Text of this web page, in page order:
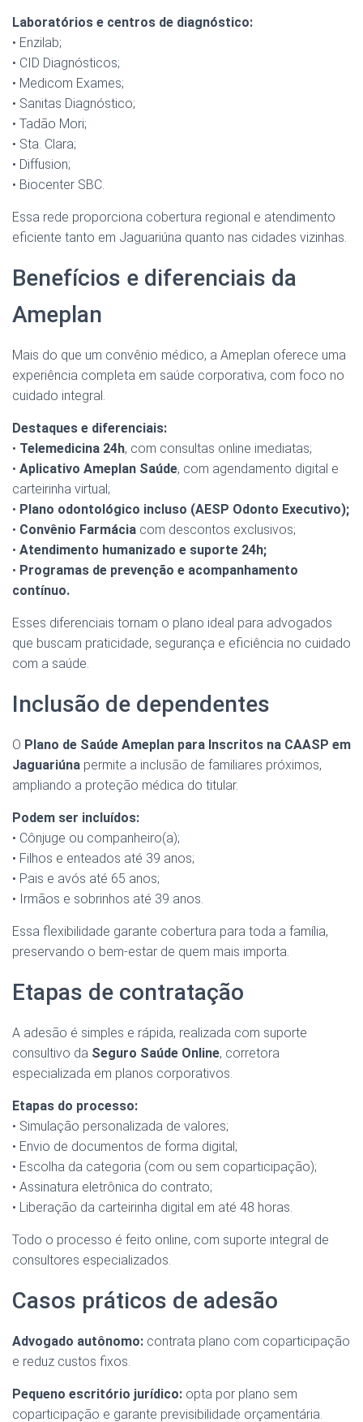
Laboratórios e centros de diagnóstico:
• Enzilab;
• CID Diagnósticos;
• Medicom Exames;
• Sanitas Diagnóstico;
• Tadão Mori;
• Sta. Clara;
• Diffusion;
• Biocenter SBC.
Essa rede proporciona cobertura regional e atendimento
eficiente tanto em Jaguariúna quanto nas cidades vizinhas.
Benefícios e diferenciais da
Ameplan
Mais do que um convênio médico, a Ameplan oferece uma
experiência completa em saúde corporativa, com foco no
cuidado integral.
Destaques e diferenciais:
• Telemedicina 24h, com consultas online imediatas;
• Aplicativo Ameplan Saúde, com agendamento digital e
carteirinha virtual;
• Plano odontológico incluso (AESP Odonto Executivo);
• Convênio Farmácia com descontos exclusivos;
• Atendimento humanizado e suporte 24h;
• Programas de prevenção e acompanhamento
contínuo.
Esses diferenciais tornam o plano ideal para advogados
que buscam praticidade, segurança e eficiência no cuidado
com a saúde.
Inclusão de dependentes
O Plano de Saúde Ameplan para Inscritos na CAASP em
Jaguariúna permite a inclusão de familiares próximos,
ampliando a proteção médica do titular.
Podem ser incluídos:
• Cônjuge ou companheiro(a);
• Filhos e enteados até 39 anos;
• Pais e avós até 65 anos;
• Irmãos e sobrinhos até 39 anos.
Essa flexibilidade garante cobertura para toda a família,
preservando o bem-estar de quem mais importa.
Etapas de contratação
A adesão é simples e rápida, realizada com suporte
consultivo da Seguro Saúde Online, corretora
especializada em planos corporativos.
Etapas do processo:
• Simulação personalizada de valores;
• Envio de documentos de forma digital;
• Escolha da categoria (com ou sem coparticipação);
• Assinatura eletrônica do contrato;
• Liberação da carteirinha digital em até 48 horas.
Todo o processo é feito online, com suporte integral de
consultores especializados.
Casos práticos de adesão
Advogado autônomo: contrata plano com coparticipação
e reduz custos fixos.
Pequeno escritório jurídico: opta por plano sem
coparticipação e garante previsibilidade orçamentária.